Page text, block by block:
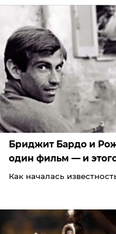
Бриджит Бардо и
один фильм — и
Как началась